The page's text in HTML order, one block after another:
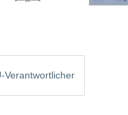
Verantwortlicher